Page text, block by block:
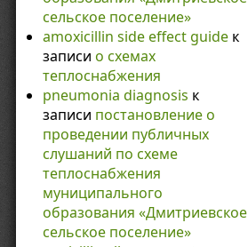
сельское поселение»
amoxicillin side effect guideк
записи о схемах
теплоснабжения
pneumonia diagnosis к
записи постановление о
проведении публичных
слушаний по схеме
теплоснабжения
муниципального
образования «Дмитриевское
сельское поселение»